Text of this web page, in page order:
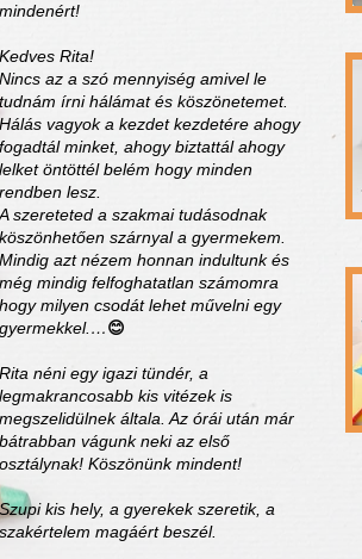
mindenért!
Kedves Rita!
Nincs az a szó mennyiség amivel le
tudnám írni hálámat és köszönetemet.
Hálás vagyok a kezdet kezdetére ahogy
fogadtál minket, ahogy biztattál ahogy
lelket öntöttél belém hogy minden
rendben lesz.
A szereteted a szakmai tudásodnak
köszönhetően szárnyal a gyermekem.
Mindig azt nézem honnan indultunk és
még mindig felfoghatatlan számomra
hogy milyen csodát lehet művelni egy
gyermekkel.…😊
Rita néni egy igazi tündér, a
legmakrancosabb kis vitézek is
megszelidülnek általa. Az órái után már
bátrabban vágunk neki az első
osztálynak! Köszönünk mindent!
Szupi kis hely, a gyerekek szeretik, a
szakértelem magáért beszél.